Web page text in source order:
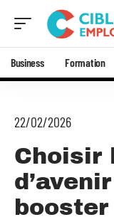
Business Formation
22/02/2026
Choisir